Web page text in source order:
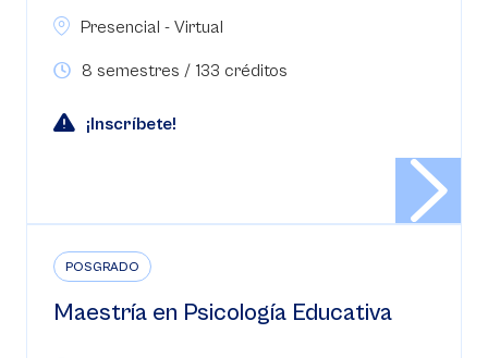
Presencial - Virtual
8 semestres / 133 créditos
¡Inscríbete!
POSGRADO
Maestría en Psicología Educativa